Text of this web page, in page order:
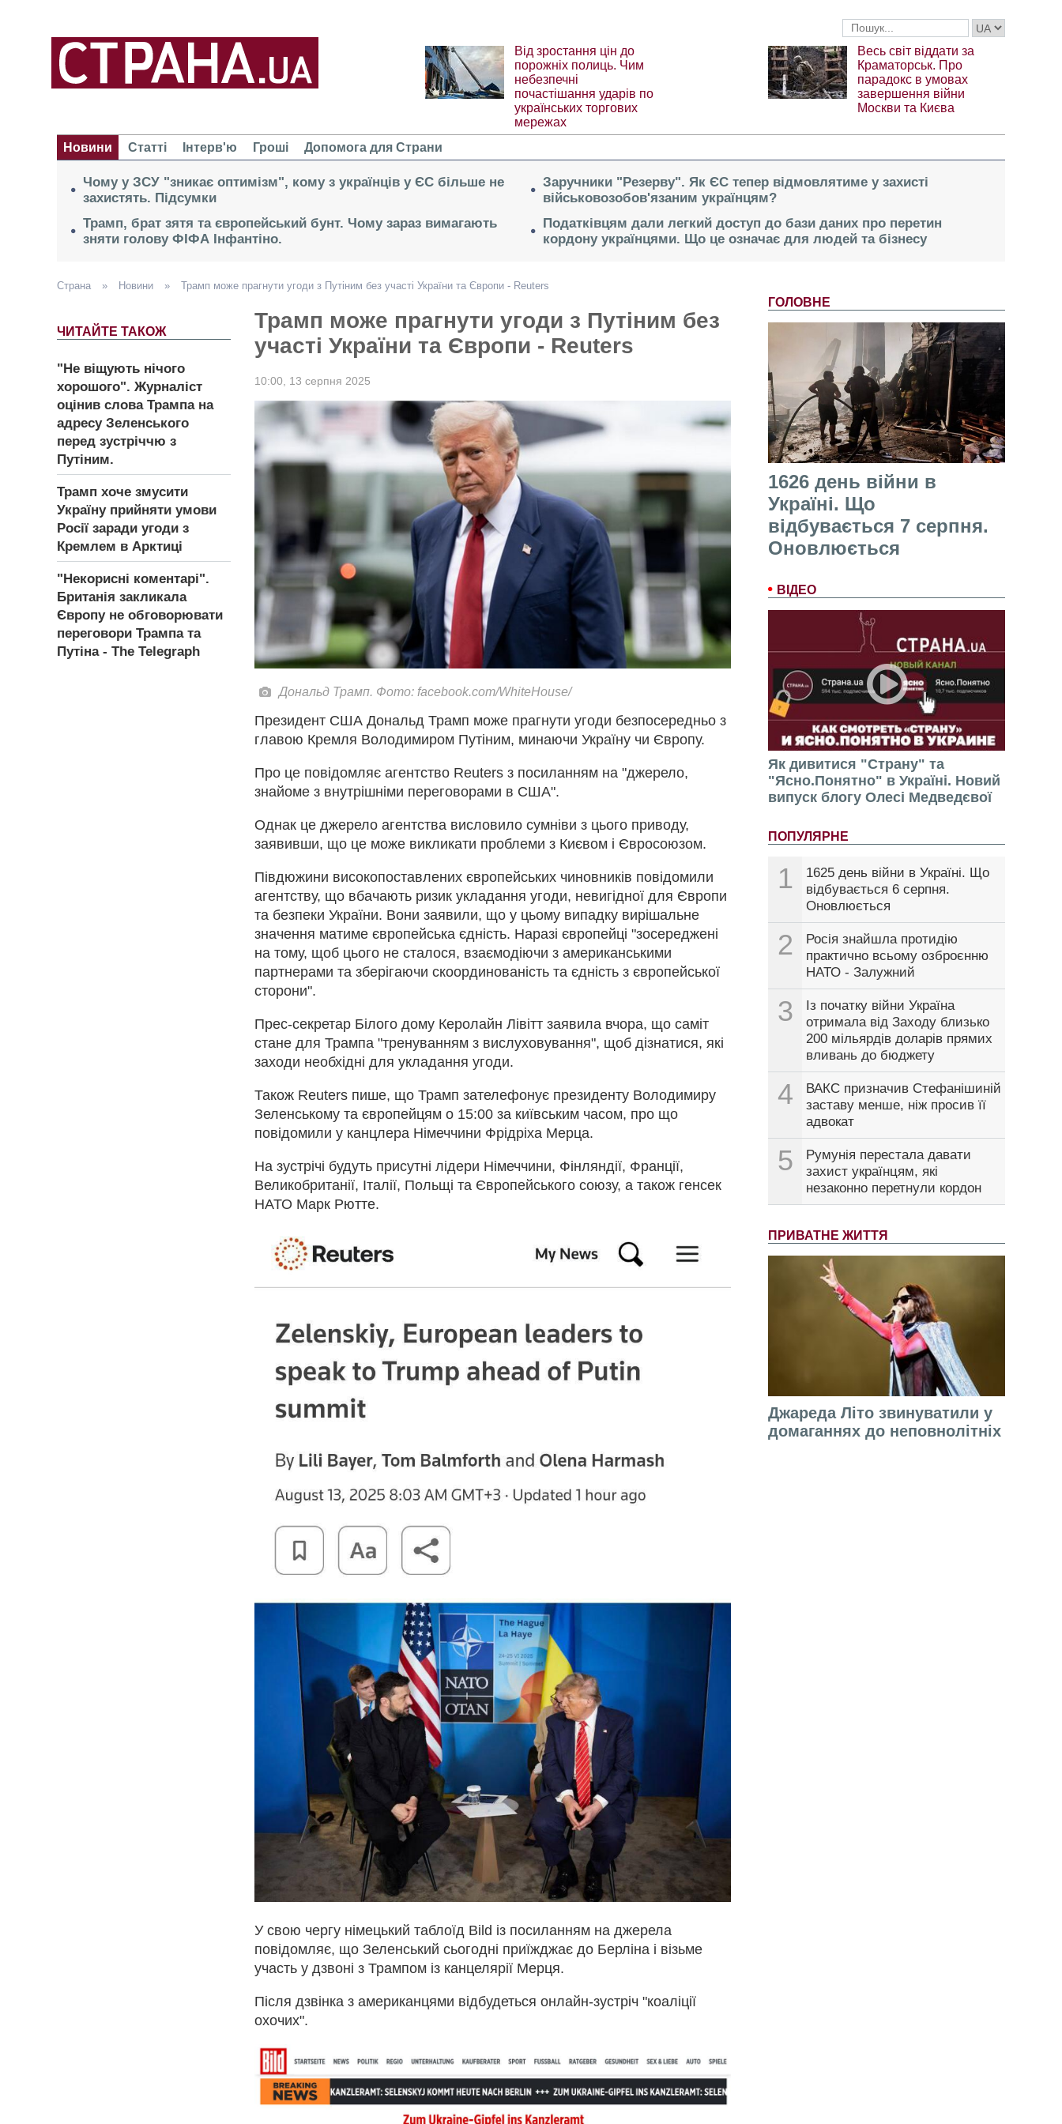
Від зростання цін до
порожніх полиць. Чим
небезпечні
почастішання ударів по
українських торгових
мережах
Весь світ віддати за
Краматорськ. Про
парадокс в умовах
завершення війни
Москви та Києва
Новини Статті Інтерв'ю Гроші Допомога для Страни
Чому у ЗСУ "зникає оптимізм", кому з українців у ЄС більше не
захистять. Підсумки
Трамп, брат зятя та європейський бунт. Чому зараз вимагають
зняти голову ФІФА Інфантіно.
Заручники "Резерву". Як ЄС тепер відмовлятиме у захисті
військовозобов'язаним українцям?
Податківцям дали легкий доступ до бази даних про перетин
кордону українцями. Що це означає для людей та бізнесу
ГОЛОВНЕ
1626 день війни в
Україні. Що
відбувається 7 серпня.
Оновлюється
ВІДЕО
Як дивитися "Страну" та
"Ясно.Понятно" в Україні. Новий
випуск блогу Олесі Медведєвої
ПОПУЛЯРНЕ
1
1625 день війни в Україні. Що
відбувається 6 серпня.
Оновлюється
2
Росія знайшла протидію
практично всьому озброєнню
НАТО - Залужний
3
Із початку війни Україна
отримала від Заходу близько
200 мільярдів доларів прямих
вливань до бюджету
4
ВАКС призначив Стефанішиній
заставу менше, ніж просив її
адвокат
5
Румунія перестала давати
захист українцям, які
незаконно перетнули кордон
ПРИВАТНЕ ЖИТТЯ
Джареда Літо звинуватили у
домаганнях до неповнолітніх
Страна » Новини » Трамп може прагнути угоди з Путіним без участі України та Європи - Reuters
ЧИТАЙТЕ ТАКОЖ
"Не віщують нічого
хорошого". Журналіст
оцінив слова Трампа на
адресу Зеленського
перед зустріччю з
Путіним.
Трамп хоче змусити
Україну прийняти умови
Росії заради угоди з
Кремлем в Арктиці
"Некорисні коментарі".
Британія закликала
Європу не обговорювати
переговори Трампа та
Путіна - The Telegraph
Трамп може прагнути угоди з Путіним без
участі України та Європи - Reuters
10:00, 13 серпня 2025
Дональд Трамп. Фото: facebook.com/WhiteHouse/
Президент США Дональд Трамп може прагнути угоди безпосередньо з
главою Кремля Володимиром Путіним, минаючи Україну чи Європу.
Про це повідомляє агентство Reuters з посиланням на "джерело,
знайоме з внутрішніми переговорами в США".
Однак це джерело агентства висловило сумніви з цього приводу,
заявивши, що це може викликати проблеми з Києвом і Євросоюзом.
Півдюжини високопоставлених європейських чиновників повідомили
агентству, що вбачають ризик укладання угоди, невигідної для Європи
та безпеки України. Вони заявили, що у цьому випадку вирішальне
значення матиме європейська єдність. Наразі європейці "зосереджені
на тому, щоб цього не сталося, взаємодіючи з американськими
партнерами та зберігаючи скоординованість та єдність з європейської
сторони".
Прес-секретар Білого дому Керолайн Лівітт заявила вчора, що саміт
стане для Трампа "тренуванням з вислуховування", щоб дізнатися, які
заходи необхідні для укладання угоди.
Також Reuters пише, що Трамп зателефонує президенту Володимиру
Зеленському та європейцям о 15:00 за київським часом, про що
повідомили у канцлера Німеччини Фрідріха Мерца.
На зустрічі будуть присутні лідери Німеччини, Фінляндії, Франції,
Великобританії, Італії, Польщі та Європейського союзу, а також генсек
НАТО Марк Рютте.
У свою чергу німецький таблоїд Bild із посиланням на джерела
повідомляє, що Зеленський сьогодні приїжджає до Берліна і візьме
участь у дзвоні з Трампом із канцелярії Мерця.
Після дзвінка з американцями відбудеться онлайн-зустріч "коаліції
охочих".